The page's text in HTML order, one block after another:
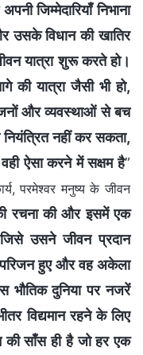
जिम्मेदारियाँ निभाना
उसके विधान की खातिर
यात्रा शुरू करते हो।
की यात्रा जैसी भी हो,
और व्यवस्थाओं से बच
नहीं कर सकता,
ऐसा करने में सक्षम है”
परमेश्वर मनुष्य के जीवन
रचना की और इसमें एक
उसने जीवन प्रदान
परिजन हुए और वह अकेला
भौतिक दुनिया पर नजरें
विद्यमान रहने के लिए
की साँस ही है जो हर एक